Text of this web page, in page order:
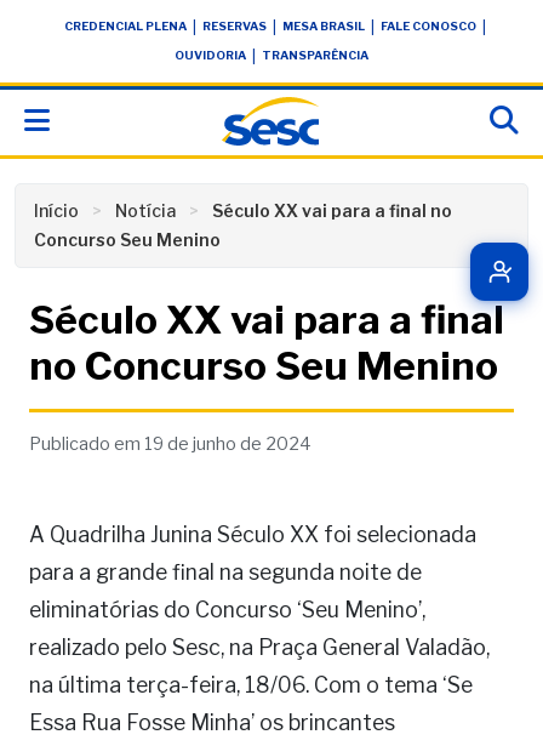
conteúdoCREDENCIAL PLENA RESERVAS MESA BRASIL FALE CONOSCO
OUVIDORIA TRANSPARÊNCIA
Início Notícia
Século XX vai para a final no
Concurso Seu Menino
Século XX vai para a final
no Concurso Seu Menino
Publicado em 19 de junho de 2024
A Quadrilha Junina Século XX foi selecionada
para a grande final na segunda noite de
eliminatórias do Concurso ‘Seu Menino’,
realizado pelo Sesc, na Praça General Valadão,
na última terça-feira, 18/06. Com o tema ‘Se
Essa Rua Fosse Minha’ os brincantes